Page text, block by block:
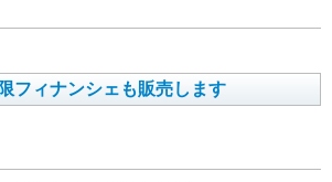
フィナンシェも販売します